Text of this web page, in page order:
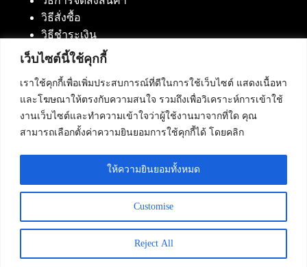
เว็บไซต์นี้ใช้คุกกี้
เราใช้คุกกี้เพื่อเพิ่มประสบการณ์ที่ดีในการใช้เว็บไซต์ แสดงเนื้อหา
และโฆษณาให้ตรงกับความสนใจ รวมถึงเพื่อวิเคราะห์การเข้าใช้
งานเว็บไซต์และทำความเข้าใจว่าผู้ใช้งานมาจากที่ใด คุณ
สามารถเลือกตั้งค่าความยินยอมการใช้คุกกี้ได้ โดยคลิก
Customise
Reject All
ให้ความยินยอมทั้งหมด
วิธีสั่งซื้อ
วิธีชำระเงิน
ติดต่อเรา
บริษัท เน็ทฟิวชั่น คอมมิวนิเคชั่น จำกัด 420/94 ถนน
นัมเบอร์วัน-ราม 2 แขวงดอกไม้, เขตประเวศ
กรุงเทพมหานคร 10250
โทรศัพท์ :084-553-4055,086-309-5259,
Copyright © 2026 - Netfusion Communication Co., Ltd. All